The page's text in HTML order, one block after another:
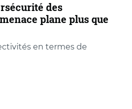
des
plane plus que
en termes de